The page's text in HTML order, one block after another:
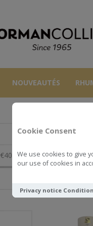
Cookie Consent
We use cookies to give
our use of cookies in
Privacy notice
NOUVEAUTÉS
€400,00